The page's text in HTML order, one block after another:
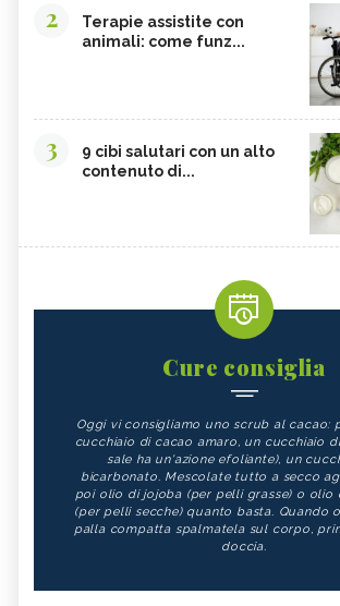
2
Terapie assistite con
animali: come funz...
3
9 cibi salutari con un alto
contenuto di...
Cure consiglia
Oggi vi consigliamo uno scrub al cacao:
cucchiaio di cacao amaro, un cucchiaio
sale ha un'azione efoliante), un
bicarbonato. Mescolate tutto a secco
poi olio di jojoba (per pelli grasse) o olio
(per pelli secche) quanto basta. Quando
palla compatta spalmatela sul corpo,
doccia.